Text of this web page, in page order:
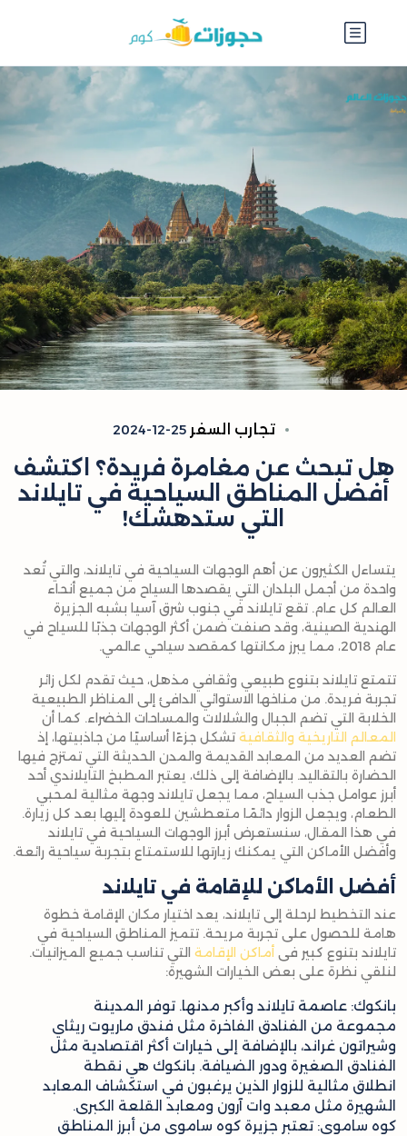
تجارب السفر
هل تبحث عن مغامرة فريدة؟ اكتشف
أفضل المناطق السياحية في تايلاند
التي ستدهشك!
يتساءل الكثيرون عن أهم الوجهات السياحية في تايلاند، والتي تُعد
واحدة من أجمل البلدان التي يقصدها السياح من جميع أنحاء
العالم كل عام. تقع تايلاند في جنوب شرق آسيا بشبه الجزيرة
الهندية الصينية، وقد صنفت ضمن أكثر الوجهات جذبًا للسياح في
عام 2018، مما يبرز مكانتها كمقصد سياحي عالمي.
تتمتع تايلاند بتنوع طبيعي وثقافي مذهل، حيث تقدم لكل زائر
تجربة فريدة. من مناخها الاستوائي الدافئ إلى المناظر الطبيعية
الخلابة التي تضم الجبال والشلالات والمساحات الخضراء. كما أن
المعالم التاريخية والثقافية تشكل جزءًا أساسيًا من جاذبيتها، إذ
تضم العديد من المعابد القديمة والمدن الحديثة التي تمتزج فيها
الحضارة بالتقاليد. بالإضافة إلى ذلك، يعتبر المطبخ التايلاندي أحد
أبرز عوامل جذب السياح، مما يجعل تايلاند وجهة مثالية لمحبي
الطعام، ويجعل الزوار دائمًا متعطشين للعودة إليها بعد كل زيارة.
في هذا المقال، سنستعرض أبرز الوجهات السياحية في تايلاند
وأفضل الأماكن التي يمكنك زيارتها للاستمتاع بتجربة سياحية رائعة.
أفضل الأماكن للإقامة في تايلاند
عند التخطيط لرحلة إلى تايلاند، يعد اختيار مكان الإقامة خطوة
هامة للحصول على تجربة مريحة. تتميز المناطق السياحية في
تايلاند بتنوع كبير فى أماكن الإقامة التي تناسب جميع الميزانيات.
لنلقي نظرة على بعض الخيارات الشهيرة:
بانكوك: عاصمة تايلاند وأكبر مدنها. توفر المدينة
مجموعة من الفنادق الفاخرة مثل فندق ماريوت ريثاي
وشيراتون غراند، بالإضافة إلى خيارات أكثر اقتصادية مثل
الفنادق الصغيرة ودور الضيافة. بانكوك هي نقطة
انطلاق مثالية للزوار الذين يرغبون في استكشاف المعابد
الشهيرة مثل معبد وات آرون ومعابد القلعة الكبرى.
كوه ساموي: تعتبر جزيرة كوه ساموي من أبرز المناطق